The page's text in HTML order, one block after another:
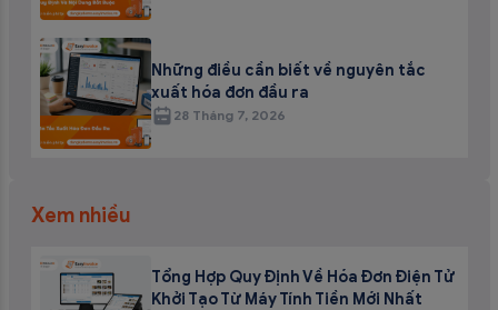
Những điều cần biết về nguyên tắc
xuất hóa đơn đầu ra
28 Tháng 7, 2026
Xem nhiều
Tổng Hợp Quy Định Về Hóa Đơn Điện Tử
Khởi Tạo Từ Máy Tính Tiền Mới Nhất